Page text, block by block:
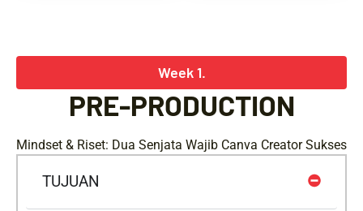
Week 1.
PRE-PRODUCTION
Mindset & Riset: Dua Senjata Wajib Canva Creator Sukses
TUJUAN